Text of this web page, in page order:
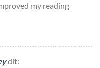
my reading
dit: